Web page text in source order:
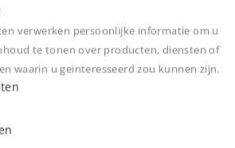
karaats goud.
past thematisch bij de eerder
Magazin Jaarwagens.
verwerken persoonlijke informatie om u
te tonen over producten, diensten of
waarin u geïnteresseerd zou kunnen zijn.